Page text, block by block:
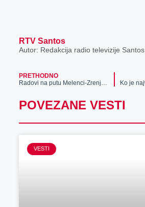
RTV Santos
Autor: Redakcija radio televizije Santos
PRETHODNO
POVEZANE VESTI
VESTI